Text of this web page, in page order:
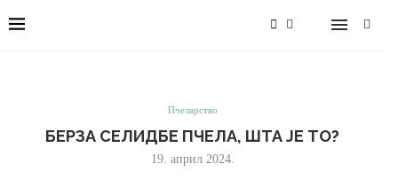
Пчеларство
БЕРЗА СЕЛИДБЕ ПЧЕЛА, ШТА ЈЕ ТО?
19. април 2024.